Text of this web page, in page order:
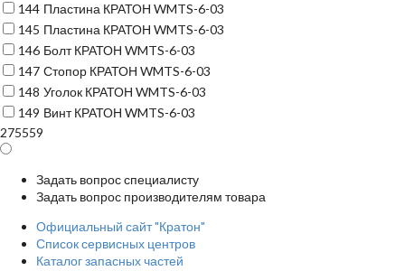
144 Пластина КРАТОН WMTS-6-03
145 Пластина КРАТОН WMTS-6-03
146 Болт КРАТОН WMTS-6-03
147 Стопор КРАТОН WMTS-6-03
148 Уголок КРАТОН WMTS-6-03
149 Винт КРАТОН WMTS-6-03
275559
Задать вопрос специалисту
Задать вопрос производителям товара
Официальный сайт "Кратон"
Список сервисных центров
Каталог запасных частей